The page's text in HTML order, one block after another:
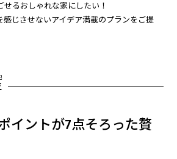
るおしゃれな家にしたい！
感じさせないアイデア満載のプランをご提
イントが7点そろった贅